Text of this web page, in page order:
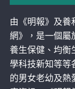
由《明報》及養
網》，是一個屬
養生保健、均衡
學科技新知等等
的男女老幼及熱